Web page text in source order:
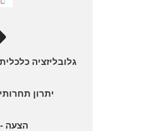
גלובליזציה
יתרון
הצעה